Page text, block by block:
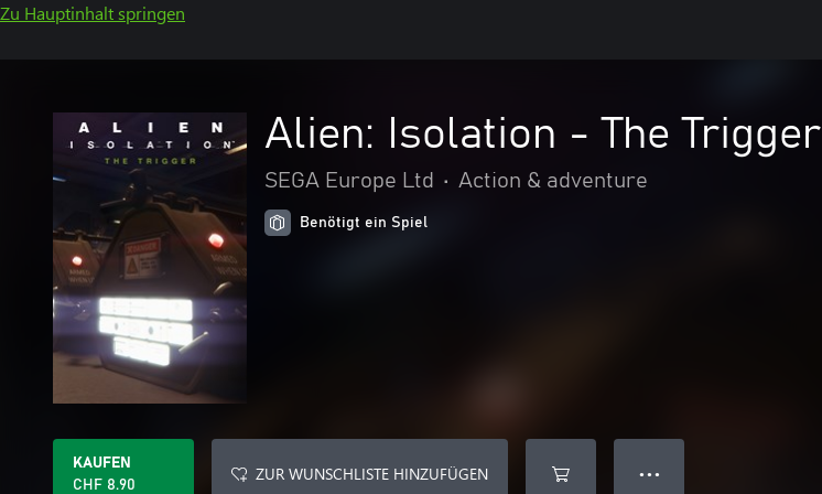
Zu Hauptinhalt springen
Alien: Isolation - The Trigger
SEGA Europe Ltd • Action & adventure
Benötigt ein Spiel
KAUFEN
CHF 8.90
ZUR WUNSCHLISTE HINZUFÜGEN ● ● ●